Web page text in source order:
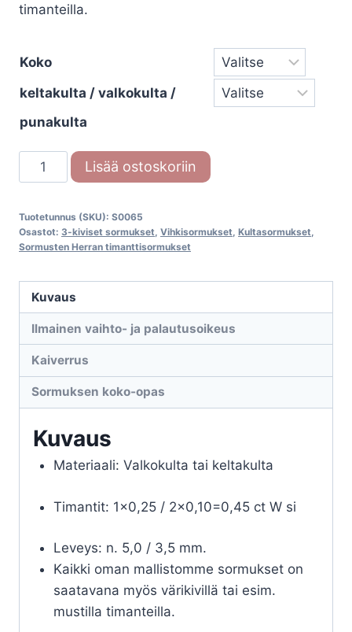
timanteilla.
Koko
keltakulta / valkokulta /
punakulta
Timanttisormus
Anemone
S.0065)
määrä
Lisää ostoskoriin
Tuotetunnus (SKU): S0065
Osastot: 3-kiviset sormukset Vihkisormukset Kultasormukset
Sormusten Herran timanttisormukset
Kuvaus
Ilmainen vaihto- ja palautusoikeus
Kaiverrus
Sormuksen koko-opas
Kuvaus
Materiaali: Valkokulta tai keltakulta
Timantit: 1×0,25 / 2×0,10=0,45 ct W si
Leveys: n. 5,0 / 3,5 mm.
Kaikki oman mallistomme sormukset on
saatavana myös värikivillä tai esim.
mustilla timanteilla.